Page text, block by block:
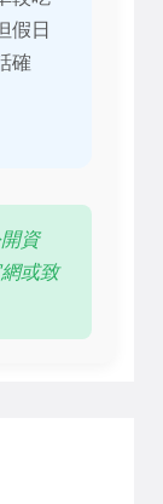
假日
確
資
或致